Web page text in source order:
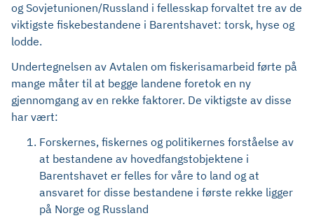
og Sovjetunionen/Russland i fellesskap forvaltet tre av de
viktigste fiskebestandene i Barentshavet: torsk, hyse og
lodde.
Undertegnelsen av Avtalen om fiskerisamarbeid førte på
mange måter til at begge landene foretok en ny
gjennomgang av en rekke faktorer. De viktigste av disse
har vært:
Forskernes, fiskernes og politikernes forståelse av
at bestandene av hovedfangstobjektene i
Barentshavet er felles for våre to land og at
ansvaret for disse bestandene i første rekke ligger
på Norge og Russland